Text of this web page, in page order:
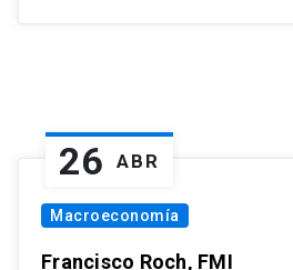
26 ABR
Macroeconomía
Francisco Roch, FMI